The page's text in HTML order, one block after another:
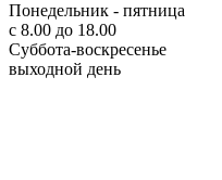
Понедельник - пятница
с 8.00 до 18.00
Суббота-воскресенье
выходной день